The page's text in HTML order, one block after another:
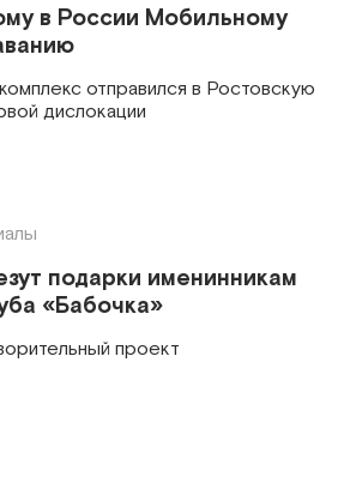
в России Мобильному
отправился в Ростовскую
дислокации
подарки именинникам
«Бабочка»
проект